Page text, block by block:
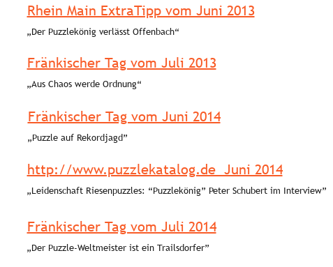
Rhein Main ExtraTipp vom Juni 2013
„Der Puzzlekönig verlässt Offenbach“
Fränkischer Tag vom Juli 2013
„Aus Chaos werde Ordnung“
Fränkischer Tag vom Juni 2014
„Puzzle auf Rekordjagd”
http://www.puzzlekatalog.de  Juni 2014
„Leidenschaft Riesenpuzzles: “Puzzlekönig” Peter Schubert im Interview”
Fränkischer Tag vom Juli 2014
„Der Puzzle-Weltmeister ist ein Trailsdorfer”